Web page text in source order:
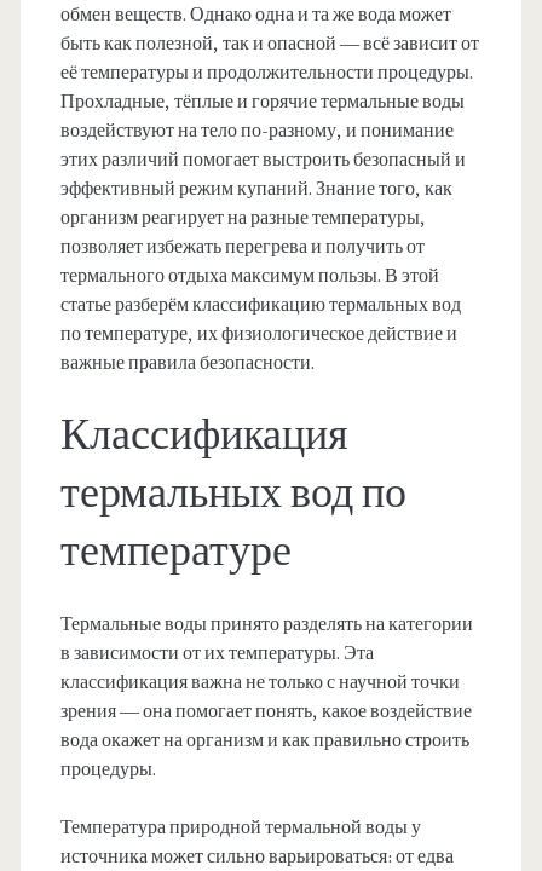
обмен веществ. Однако одна и та же вода может
быть как полезной, так и опасной — всё зависит от
её температуры и продолжительности процедуры.
Прохладные, тёплые и горячие термальные воды
воздействуют на тело по-разному, и понимание
этих различий помогает выстроить безопасный и
эффективный режим купаний. Знание того, как
организм реагирует на разные температуры,
позволяет избежать перегрева и получить от
термального отдыха максимум пользы. В этой
статье разберём классификацию термальных вод
по температуре, их физиологическое действие и
важные правила безопасности.
Классификация
термальных вод по
температуре
Термальные воды принято разделять на категории
в зависимости от их температуры. Эта
классификация важна не только с научной точки
зрения — она помогает понять, какое воздействие
вода окажет на организм и как правильно строить
процедуры.
Температура природной термальной воды у
источника может сильно варьироваться: от едва